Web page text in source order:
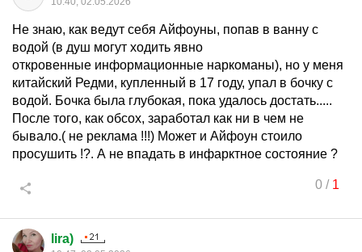
Не знаю, как ведут себя Айфоуны, попав в ванну с
водой (в душ могут ходить явно
откровенные информационные наркоманы), но у меня
китайский Редми, купленный в 17 году, упал в бочку с
водой. Бочка была глубокая, пока удалось достать.....
После того, как обсох, заработал как ни в чем не
бывало.( не реклама !!!) Может и Айфоун стоило
просушить !?. А не впадать в инфарктное состояние ?
0/ 1
lira)